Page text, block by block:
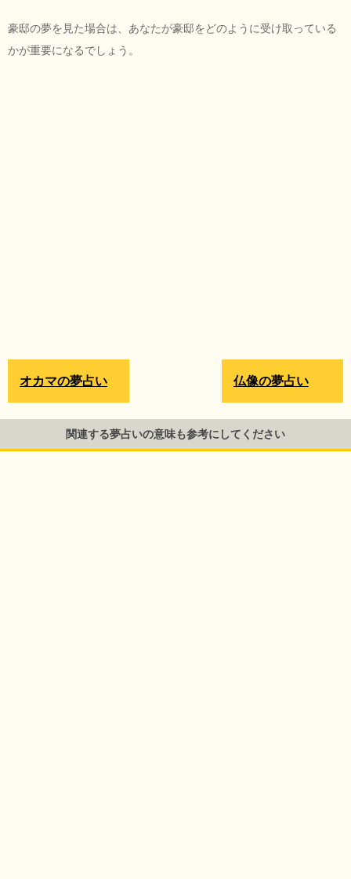
豪邸の夢を見た場合は、あなたが豪邸をどのように受け取っている
かが重要になるでしょう。
仏像の夢占い
オカマの夢占い
関連する夢占いの意味も参考にしてください